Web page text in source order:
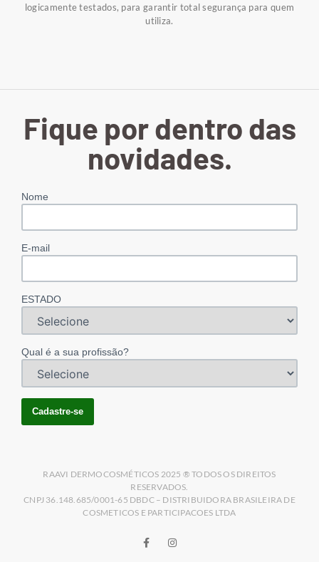
logicamente testados, para garantir total segurança para quem
utiliza.
Fique por dentro das
novidades.
Nome
E-mail
ESTADO
Qual é a sua profissão?
RAAVI DERMOCOSMÉTICOS 2025 ® TODOS OS DIREITOS
RESERVADOS.
CNPJ 36.148.685/0001-65 DBDC – DISTRIBUIDORA BRASILEIRA DE
COSMETICOS E PARTICIPACOES LTDA